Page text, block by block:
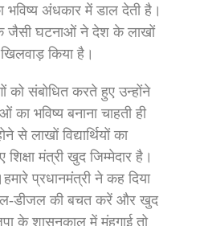
भविष्य अंधकार में डाल देती है।
जैसी घटनाओं ने देश के लाखों
किया है।
को संबोधित करते हुए उन्होंने
का भविष्य बनाना चाहती ही
से लाखों विद्यार्थियों का
मंत्री खुद जिम्मेदार है।
प्रधानमंत्री ने कह दिया
डीजल की बचत करें और खुद
के शासनकाल में मंहगाई तो